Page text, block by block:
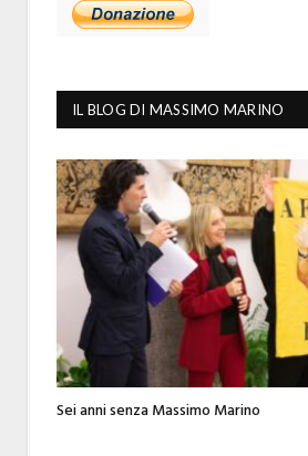
IL BLOG DI MASSIMO MARINO
Sei anni senza Massimo Marino